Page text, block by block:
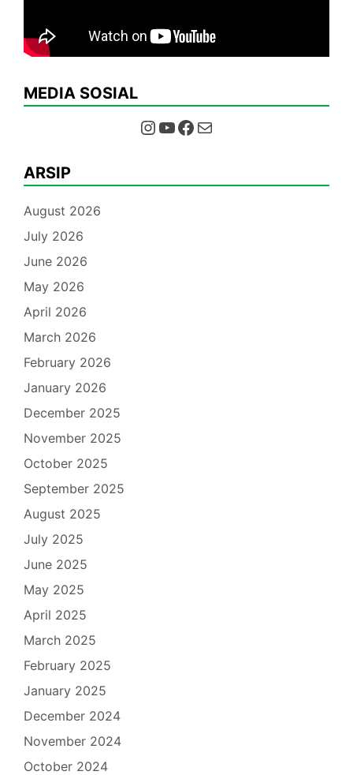
MEDIA SOSIAL
Instagram YouTube Facebook Mail
ARSIP
August 2026
July 2026
June 2026
May 2026
April 2026
March 2026
February 2026
January 2026
December 2025
November 2025
October 2025
September 2025
August 2025
July 2025
June 2025
May 2025
April 2025
March 2025
February 2025
January 2025
December 2024
November 2024
October 2024